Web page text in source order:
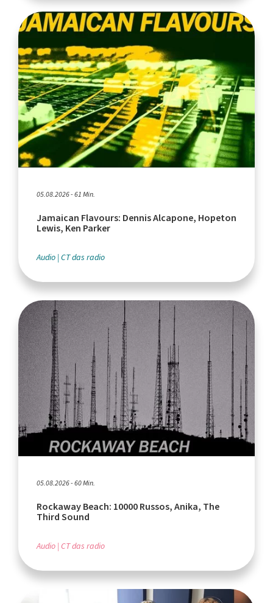
05.08.2026 - 61 Min.
Jamaican Flavours: Dennis Alcapone, Hopeton
Lewis, Ken Parker
Audio CT das radio
05.08.2026 - 60 Min.
Rockaway Beach: 10000 Russos, Anika, The
Third Sound
Audio CT das radio